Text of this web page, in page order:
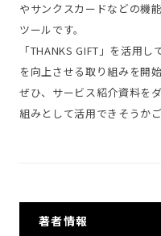
やサンクスカードなどの機
ツールです。
「THANKS GIFT」を活用
を向上させる取り組みを開
ぜひ、サービス紹介資料を
組みとして活用できそうか
著者情報